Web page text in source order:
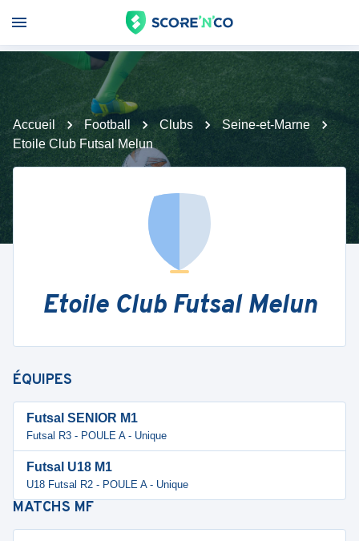
Accueil Football Clubs
Seine-et-Marne
Etoile Club Futsal Melun
Etoile Club Futsal Melun
ÉQUIPES
Futsal SENIOR M1
Futsal R3 - POULE A - Unique
Futsal U18 M1
U18 Futsal R2 - POULE A - Unique
MATCHS MF